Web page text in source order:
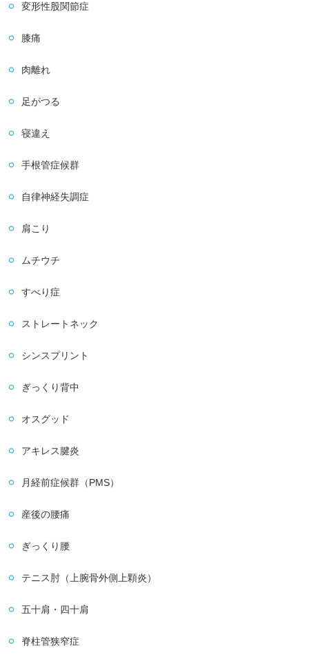
変形性股関節症
膝痛
肉離れ
足がつる
寝違え
手根管症候群
自律神経失調症
肩こり
ムチウチ
すべり症
ストレートネック
シンスプリント
ぎっくり背中
オスグッド
アキレス腱炎
月経前症候群（PMS）
産後の腰痛
ぎっくり腰
テニス肘（上腕骨外側上顆炎）
五十肩・四十肩
脊柱管狭窄症